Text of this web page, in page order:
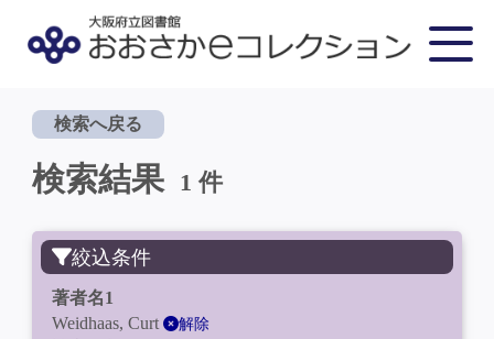
検索へ戻る
検索結果 1 件
絞込条件
著者名1
Weidhaas, Curt
解除